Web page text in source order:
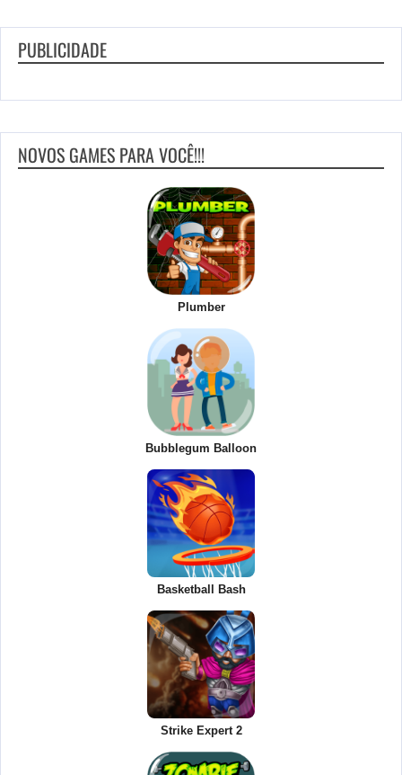
PUBLICIDADE
NOVOS GAMES PARA VOCÊ!!!
Plumber
Bubblegum Balloon
Basketball Bash
Strike Expert 2